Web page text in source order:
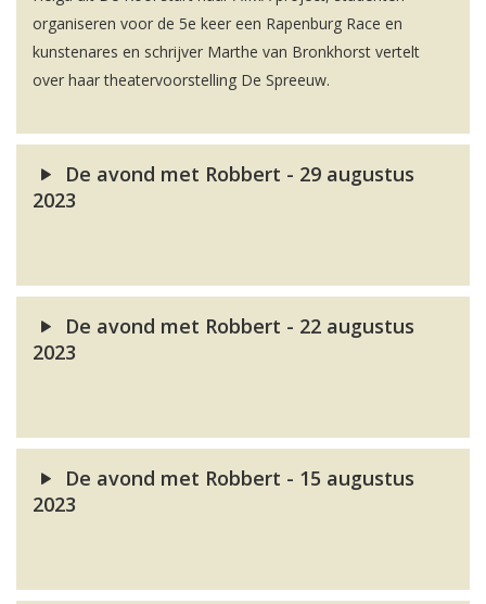
organiseren voor de 5e keer een Rapenburg Race en
kunstenares en schrijver Marthe van Bronkhorst vertelt
over haar theatervoorstelling De Spreeuw.
De avond met Robbert - 29 augustus
2023
De avond met Robbert - 22 augustus
2023
De avond met Robbert - 15 augustus
2023